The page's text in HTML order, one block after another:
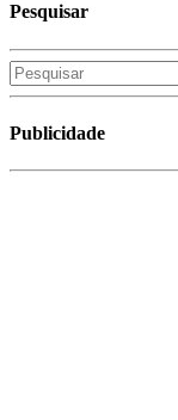
Pesquisar
Publicidade